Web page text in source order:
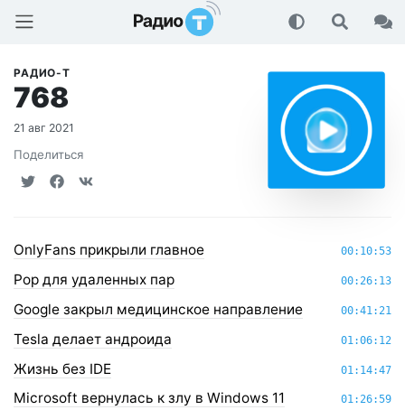
Радио-Т Подкаст
РАДИО-Т
768
21 авг 2021
Поделиться
00:10:53
OnlyFans прикрыли главное
00:26:13
Pop для удаленных пар
00:41:21
Google закрыл медицинское направление
01:06:12
Tesla делает андроида
01:14:47
Жизнь без IDE
01:26:59
Microsoft вернулась к злу в Windows 11